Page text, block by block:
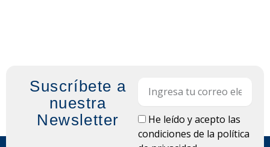
Suscríbete a
nuestra
Newsletter
LOPDHe leído y acepto las
condiciones de la política